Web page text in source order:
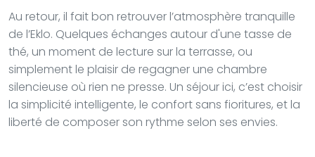
Au retour, il fait bon retrouver l’atmosphère tranquille
de l’Eklo. Quelques échanges autour d'une tasse de
thé, un moment de lecture sur la terrasse, ou
simplement le plaisir de regagner une chambre
silencieuse où rien ne presse. Un séjour ici, c’est choisir
la simplicité intelligente, le confort sans fioritures, et la
liberté de composer son rythme selon ses envies.